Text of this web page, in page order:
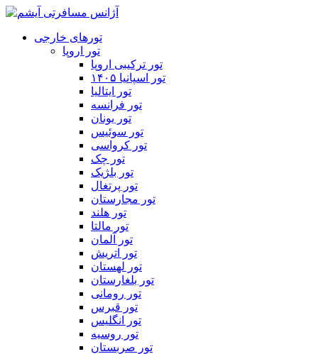
تورهای خارجی
تور اروپا
تور ترکیبی اروپا
تور اسپانیا ۱۴۰۵
تور ایتالیا
تور فرانسه
تور یونان
تور سوئیس
تور کرواسی
تور چک
تور بلژیک
تور پرتغال
تور مجارستان
تور هلند
تور مالتا
تور آلمان
تور اتریش
تور لهستان
تور بلغارستان
تور رومانی
تور قبرس
تور انگلیس
تور روسیه
تور صربستان